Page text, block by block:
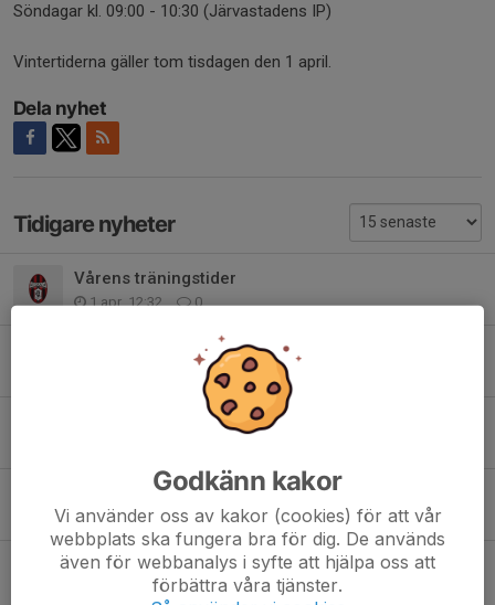
Söndagar kl. 09:00 - 10:30 (Järvastadens IP)
Vintertiderna gäller tom tisdagen den 1 april.
Dela nyhet
Tidigare nyheter
Vårens träningstider
1 apr, 12:32 0
Träningstider Vinter 2026
Träningstiderna för Vecka 49 samt Vecka 50
Träningstiderna för Höstsäsongen 2025
7 aug 2025 0
Vårens och sommarens träningstider
6 apr 2025 0
Godkänn kakor
Vi använder oss av kakor (cookies) för att vår
webbplats ska fungera bra för dig. De används
även för webbanalys i syfte att hjälpa oss att
förbättra våra tjänster.